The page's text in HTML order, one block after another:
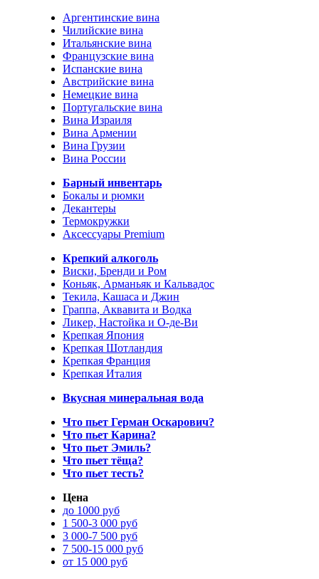
Аргентинские вина
Чилийские вина
Итальянские вина
Французские вина
Испанские вина
Австрийские вина
Немецкие вина
Португальские вина
Вина Израиля
Вина Армении
Вина Грузии
Вина России
Барный инвентарь
Бокалы и рюмки
Декантеры
Термокружки
Аксессуары Premium
Крепкий алкоголь
Виски, Бренди и Ром
Коньяк, Арманьяк и Кальвадос
Текила, Кашаса и Джин
Граппа, Аквавита и Водка
Ликер, Настойка и О-де-Ви
Крепкая Япония
Крепкая Шотландия
Крепкая Франция
Крепкая Италия
Вкусная минеральная вода
Что пьет Герман Оскарович?
Что пьет Карина?
Что пьет Эмиль?
Что пьет тёща?
Что пьет тесть?
Цена
до 1000 руб
1 500-3 000 руб
3 000-7 500 руб
7 500-15 000 руб
от 15 000 руб